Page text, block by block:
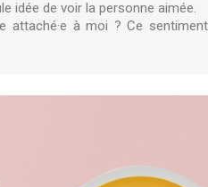
idée de voir la personne aimée.
attaché·e à moi ? Ce sentiment